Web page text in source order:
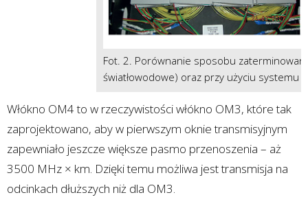
Fot. 2. Porównanie sposobu
światłowodowe) oraz przy użyciu systemu
Włókno OM4 to w rzeczywistości włókno OM3, które tak
zaprojektowano, aby w pierwszym oknie transmisyjnym
zapewniało jeszcze większe pasmo przenoszenia – aż
3500 MHz × km. Dzięki temu możliwa jest transmisja na
odcinkach dłuższych niż dla OM3.